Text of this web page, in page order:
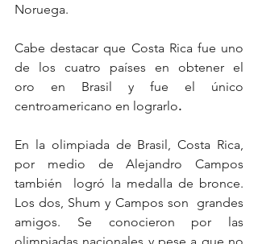
Noruega.
Cabe destacar que Costa Rica fue uno
de los cuatro países en obtener el
oro en Brasil y fue el único
centroamericano en lograrlo.
En la olimpiada de Brasil, Costa Rica,
por medio de Alejandro Campos
también  logró la medalla de bronce.
Los dos, Shum y Campos son  grandes
amigos. Se conocieron por las
olimpiadas nacionales y pese a que no